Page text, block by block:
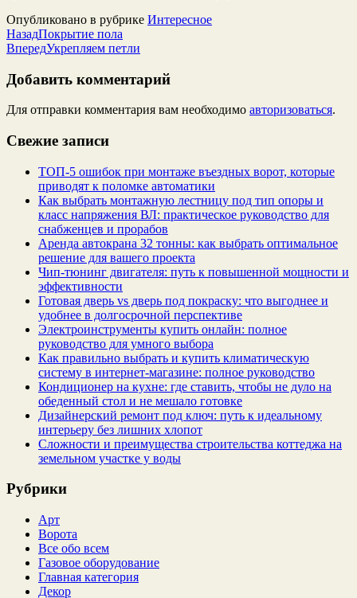
Опубликовано в рубрике Интересное
НазадПокрытие пола
ВпередУкрепляем петли
Добавить комментарий
Для отправки комментария вам необходимо авторизоваться.
Свежие записи
ТОП-5 ошибок при монтаже въездных ворот, которые
приводят к поломке автоматики
Как выбрать монтажную лестницу под тип опоры и
класс напряжения ВЛ: практическое руководство для
снабженцев и прорабов
Аренда автокрана 32 тонны: как выбрать оптимальное
решение для вашего проекта
Чип‑тюнинг двигателя: путь к повышенной мощности и
эффективности
Готовая дверь vs дверь под покраску: что выгоднее и
удобнее в долгосрочной перспективе
Электроинструменты купить онлайн: полное
руководство для умного выбора
Как правильно выбрать и купить климатическую
систему в интернет‑магазине: полное руководство
Кондиционер на кухне: где ставить, чтобы не дуло на
обеденный стол и не мешало готовке
Дизайнерский ремонт под ключ: путь к идеальному
интерьеру без лишних хлопот
Сложности и преимущества строительства коттеджа на
земельном участке у воды
Рубрики
Арт
Ворота
Все обо всем
Газовое оборудование
Главная категория
Декор